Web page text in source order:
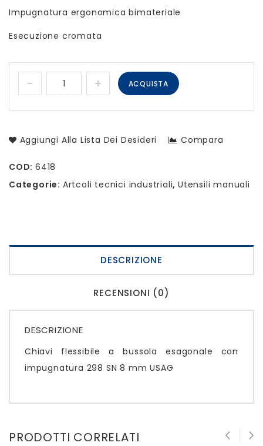
Impugnatura ergonomica bimateriale
Esecuzione cromata
ACQUISTA
Aggiungi Alla Lista Dei Desideri Compara
COD: 6418
Categorie: Artcoli tecnici industriali,Utensili manuali
DESCRIZIONE
RECENSIONI (0)
DESCRIZIONE
Chiavi flessibile a bussola esagonale con
impugnatura 298 SN 8 mm USAG
PRODOTTI CORRELATI